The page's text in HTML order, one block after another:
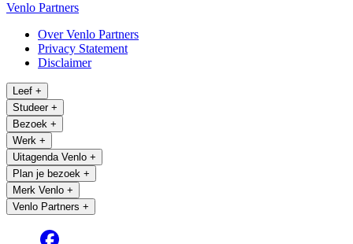
Venlo Partners
Over Venlo Partners
Privacy Statement
Disclaimer
Leef +
Studeer +
Bezoek +
Werk +
Uitagenda Venlo +
Plan je bezoek +
Merk Venlo +
Venlo Partners +